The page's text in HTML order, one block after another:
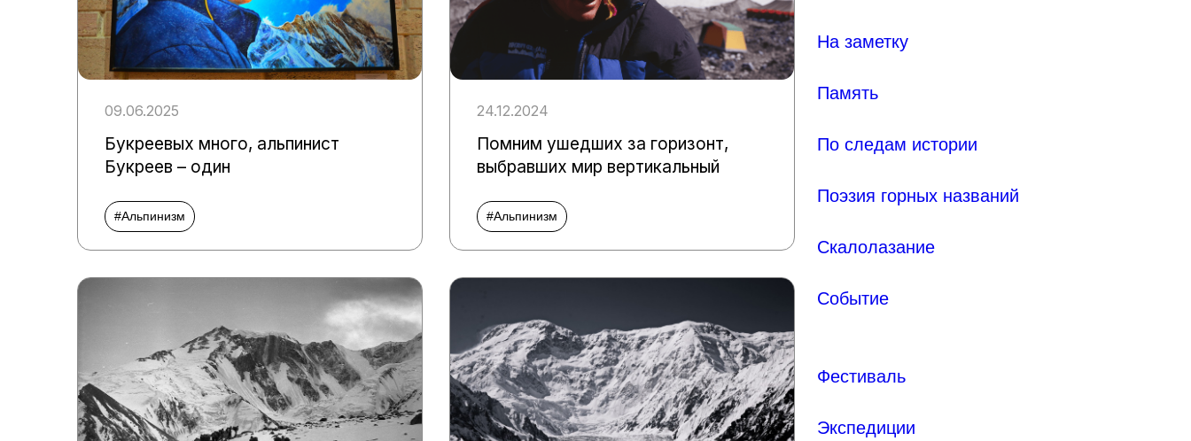
09.06.2025
Букреевых много, альпинист
Букреев – один
#Альпинизм
24.12.2024
Помним ушедших за горизонт,
выбравших мир вертикальный
#Альпинизм
На заметку
Память
По следам истории
Поэзия горных названий
Скалолазание
Событие
Фестиваль
Экспедиции